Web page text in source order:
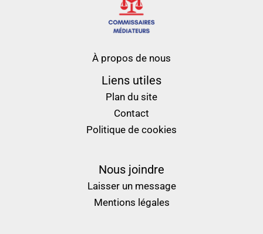
À propos de nous
Liens utiles
Plan du site
Contact
Politique de cookies
Nous joindre
Laisser un message
Mentions légales